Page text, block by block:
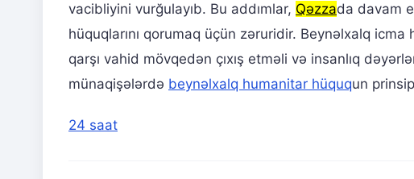
vacibliyini vurğulayıb. Bu addımlar, Qəzzada davam
hüquqlarını qorumaq üçün zəruridir. Beynəlxalq
qarşı vahid mövqedən çıxış etməli və insanlıq
münaqişələrdə beynəlxalq humanitar hüququn
24 saat